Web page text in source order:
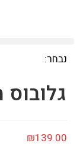
נבחר:
₪ 139.00